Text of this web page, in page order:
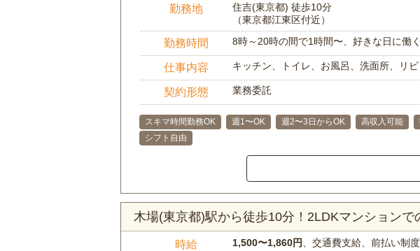
勤務地
住吉(東京都) 徒歩10分
（東京都江東区付近）
勤務時間 8時～20時の間で1時間〜、好きな日に働
仕事内容 キッチン、トイレ、お風呂、洗面所、リ
契約形態 業務委託
スキマ時間勤務OK 週1〜OK 週2〜3日からOK 高収入可能
シフト自由
木場(東京都)駅から徒歩10分！2LDKマンションで
時給 1,500〜1,860円 、交通費支給、前払い制